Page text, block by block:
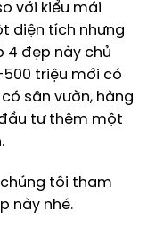
với kiểu mái
diện tích nhưng
4 đẹp này chủ
triệu mới có
sân vườn, hàng
tư thêm một
tôi tham
này nhé.